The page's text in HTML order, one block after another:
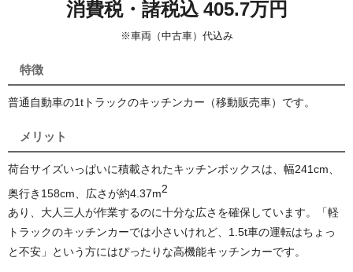
消費税・諸税込 405.7万円
※車両（中古車）代込み
特徴
普通自動車の1tトラックのキッチンカー（移動販売車）です。
メリット
荷台サイズいっぱいに積載されたキッチンボックスは、幅241cm、
奥行き158cm、広さが約4.37m2
あり、大人三人が作業するのに十分な広さを確保しています。「軽
トラックのキッチンカーでは小さいけれど、1.5t車の運転はちょっ
と不安」という方にはぴったりな高機能キッチンカーです。